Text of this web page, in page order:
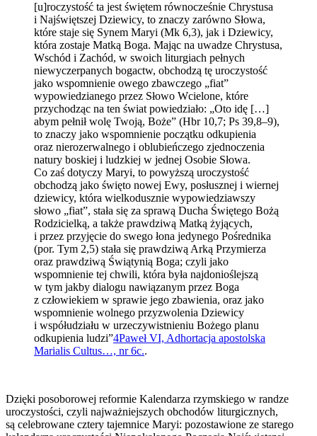
[u]roczystość ta jest świętem równocześnie Chrystusa
i Najświętszej Dziewicy, to znaczy zarówno Słowa,
które staje się Synem Maryi (Mk 6,3), jak i Dziewicy,
która zostaje Matką Boga. Mając na uwadze Chrystusa,
Wschód i Zachód, w swoich liturgiach pełnych
niewyczerpanych bogactw, obchodzą tę uroczystość
jako wspomnienie owego zbawczego „fiat”
wypowiedzianego przez Słowo Wcielone, które
przychodząc na ten świat powiedziało: „Oto idę […]
abym pełnił wolę Twoją, Boże” (Hbr 10,7; Ps 39,8–9),
to znaczy jako wspomnienie początku odkupienia
oraz nierozerwalnego i oblubieńczego zjednoczenia
natury boskiej i ludzkiej w jednej Osobie Słowa.
Co zaś dotyczy Maryi, to powyższą uroczystość
obchodzą jako święto nowej Ewy, posłusznej i wiernej
dziewicy, która wielkodusznie wypowiedziawszy
słowo „fiat”, stała się za sprawą Ducha Świętego Bożą
Rodzicielką, a także prawdziwą Matką żyjących,
i przez przyjęcie do swego łona jedynego Pośrednika
(por. Tym 2,5) stała się prawdziwą Arką Przymierza
oraz prawdziwą Świątynią Boga; czyli jako
wspomnienie tej chwili, która była najdonioślejszą
w tym jakby dialogu nawiązanym przez Boga
z człowiekiem w sprawie jego zbawienia, oraz jako
wspomnienie wolnego przyzwolenia Dziewicy
i współudziału w urzeczywistnieniu Bożego planu
odkupienia ludzi”4Paweł VI, Adhortacja apostolska
Marialis Cultus…, nr 6c..
Dzięki posoborowej reformie Kalendarza rzymskiego w randze
uroczystości, czyli najważniejszych obchodów liturgicznych,
są celebrowane cztery tajemnice Maryi: pozostawione ze starego